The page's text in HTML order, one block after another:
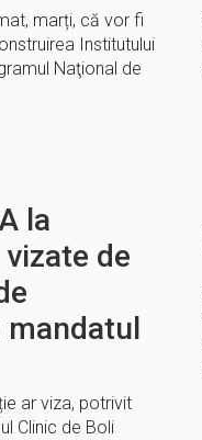
marți, că vor fi
Institutului
Naţional de
la
de
mandatul
ar viza, potrivit
Clinic de Boli